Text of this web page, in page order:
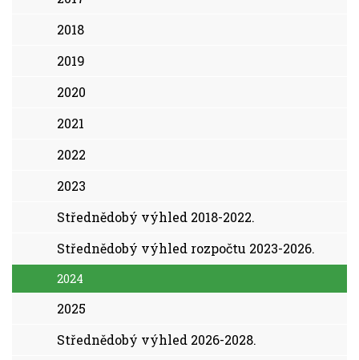
2018
2019
2020
2021
2022
2023
Střednědobý výhled 2018-2022.
Střednědobý výhled rozpočtu 2023-2026.
2024
2025
Střednědobý výhled 2026-2028.